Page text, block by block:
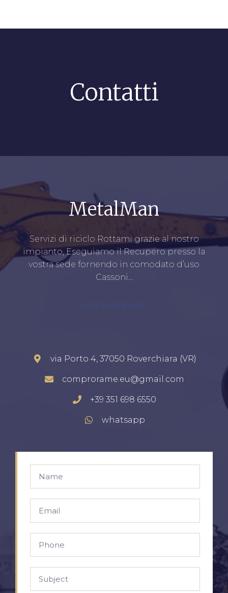
Contatti
MetalMan
Servizi di riciclo Rottami grazie al nostro
impianto, Eseguiamo il Recupero presso la
vostra sede fornendo in comodato d’uso
Cassoni…
comprorame.it
via Porto 4, 37050 Roverchiara (VR)
comprorame.eu@gmail.com
+39 351 698 6550
whatsapp